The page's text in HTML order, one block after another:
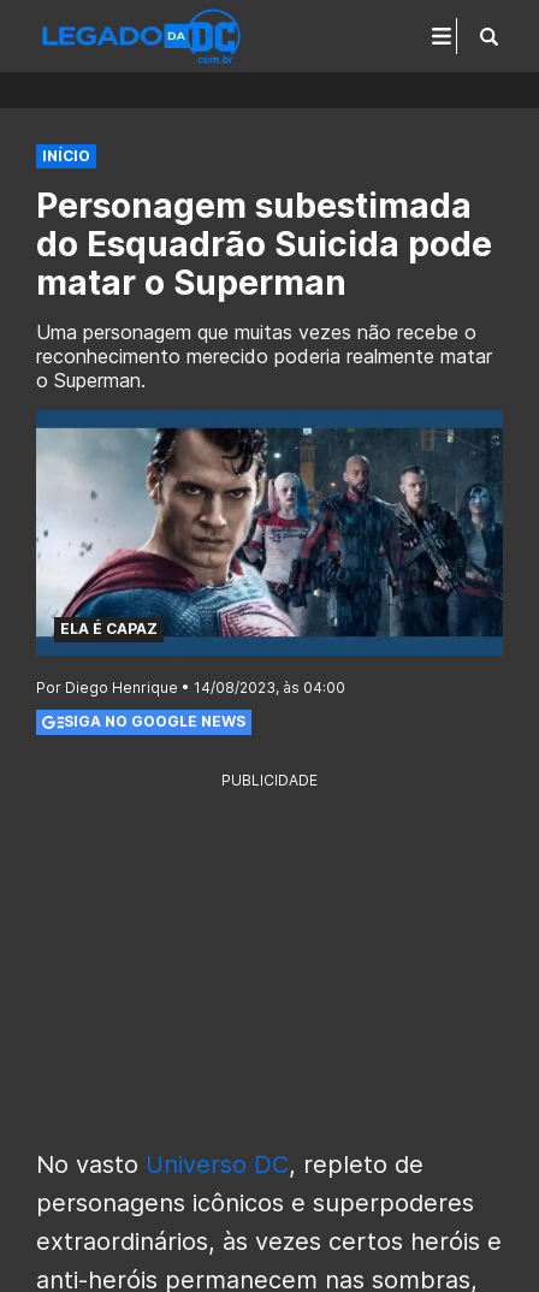
INÍCIO
Personagem subestimada
do Esquadrão Suicida pode
matar o Superman
Uma personagem que muitas vezes não recebe o
reconhecimento merecido poderia realmente matar
o Superman.
ELA É CAPAZ
Por Diego Henrique • 14/08/2023, às 04:00
SIGA NO GOOGLE NEWS
PUBLICIDADE
No vasto Universo DC, repleto de
personagens icônicos e superpoderes
extraordinários, às vezes certos heróis e
anti-heróis permanecem nas sombras,